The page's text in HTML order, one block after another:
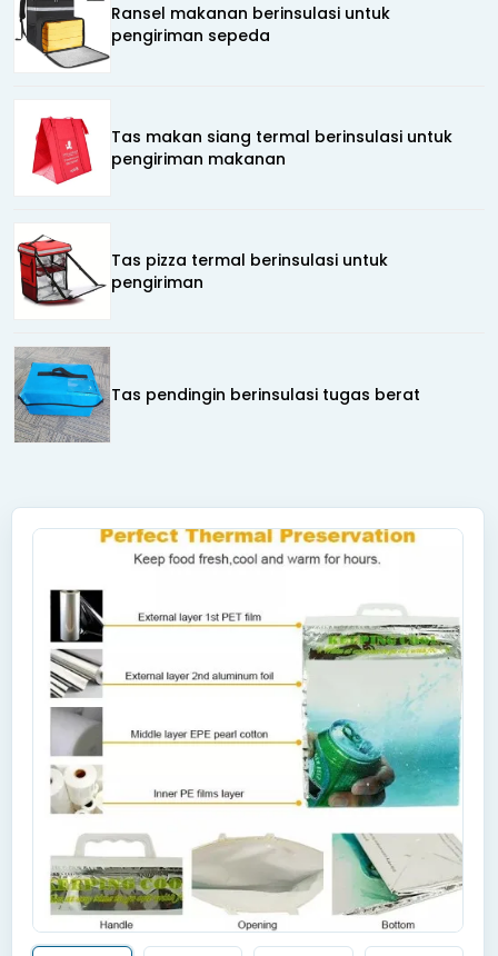
Ransel makanan berinsulasi untuk
pengiriman sepeda
Tas makan siang termal berinsulasi untuk
pengiriman makanan
Tas pizza termal berinsulasi untuk
pengiriman
Tas pendingin berinsulasi tugas berat